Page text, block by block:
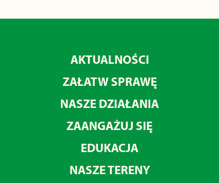
AKTUALNOŚCI
ZAŁATW SPRAWĘ
NASZE DZIAŁANIA
ZAANGAŻUJ SIĘ
EDUKACJA
NASZE TERENY